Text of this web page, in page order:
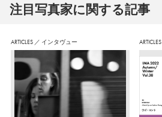
注⽬写真家に関する記事
ARTICLES ／ インタヴュー ARTICLES